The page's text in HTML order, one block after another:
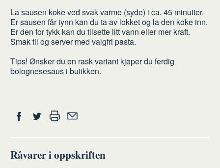
La sausen koke ved svak varme (syde) i ca. 45 minutter.
Er sausen får tynn kan du ta av lokket og la den koke inn.
Er den for tykk kan du tilsette litt vann eller mer kraft.
Smak til og server med valgfri pasta.
Tips! Ønsker du en rask variant kjøper du ferdig
bolognesesaus i butikken.
Del
FacebookTwitter
venn
Råvarer i oppskriften